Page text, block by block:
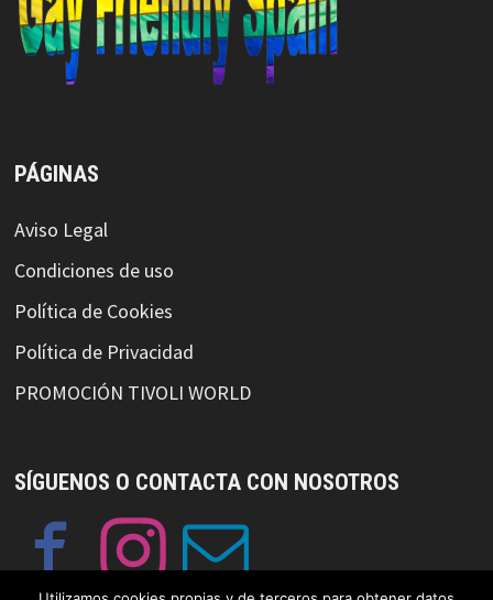
PÁGINAS
Aviso Legal
Condiciones de uso
Política de Cookies
Política de Privacidad
PROMOCIÓN TIVOLI WORLD
SÍGUENOS O CONTACTA CON NOSOTROS